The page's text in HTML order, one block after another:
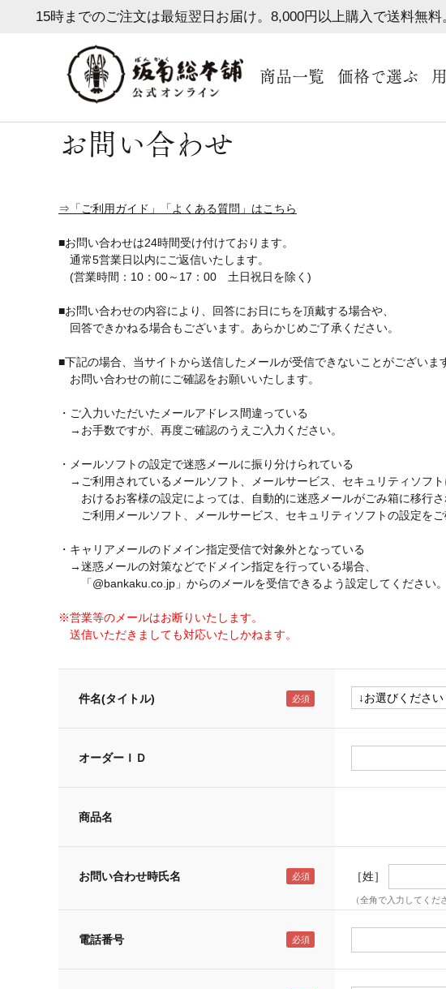
15時までのご注文は最短翌日お届け。8,000円以上購入で送料無料
商品一覧 価格で選ぶ
お問い合わせ
⇒「ご利用ガイド」「よくある質問」はこちら
■お問い合わせは24時間受け付けております。
通常5営業日以内にご返信いたします。
(営業時間：10：00～17：00 土日祝日を除く)
■お問い合わせの内容により、回答にお日にちを頂戴する場合や、
回答できかねる場合もございます。あらかじめご了承ください。
■下記の場合、当サイトから送信したメールが受信できないことがございま
お問い合わせの前にご確認をお願いいたします。
・ご入力いただいたメールアドレス間違っている
→お手数ですが、再度ご確認のうえご入力ください。
・メールソフトの設定で迷惑メールに振り分けられている
→ご利用されているメールソフト、メールサービス、セキュリティソフト
おけるお客様の設定によっては、自動的に迷惑メールがごみ箱に移行さ
ご利用メールソフト、メールサービス、セキュリティソフトの設定をご
・キャリアメールのドメイン指定受信で対象外となっている
→迷惑メールの対策などでドメイン指定を行っている場合、
「@bankaku.co.jp」からのメールを受信できるよう設定してください。
※営業等のメールはお断りいたします。
送信いただきましても対応いたしかねます。
件名(タイトル)
オーダーＩＤ
商品名
お問い合わせ時氏名 ［姓］
（全角で入力してくだ
電話番号